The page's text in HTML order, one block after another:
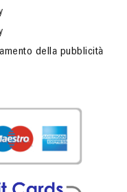
della pubblicità